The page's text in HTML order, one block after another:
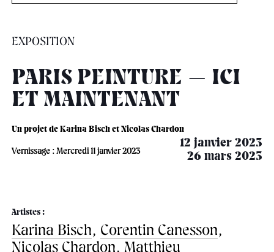
EXPOSITION
PARIS PEINTURE — ICI
ET MAINTENANT
12 janvier 2023
26 mars 2023
Un projet de Karina Bisch et Nicolas Chardon
Vernissage : Mercredi 11 janvier 2023
Artistes :
Karina Bisch, Corentin Canesson,
Nicolas Chardon, Matthieu
âge, à laMaison nationale
Rotonde Balzac de l’Hôtel
Salomon de Rothschild